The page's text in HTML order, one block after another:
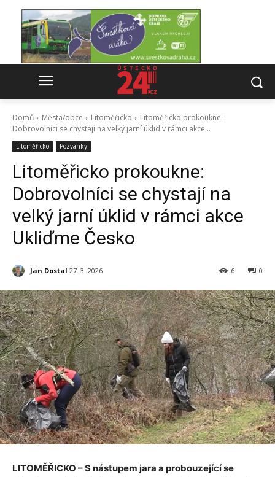
Domů Města/obce Litoměřicko
Litoměřicko prokoukne:
Dobrovolníci se chystají na velký jarní úklid v rámci akce...
Litoměřicko Pozvánky
Litoměřicko prokoukne:
Dobrovolníci se chystají na
velký jarní úklid v rámci akce
Ukliďme Česko
Jan Dostal 27. 3. 2026 0
6
LITOMĚŘICKO – S nástupem jara a probouzející se